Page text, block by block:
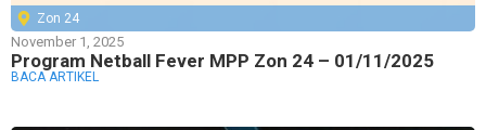
Zon 24
November 1, 2025
Program Netball Fever MPP Zon 24 – 01/11/2025
BACA ARTIKEL